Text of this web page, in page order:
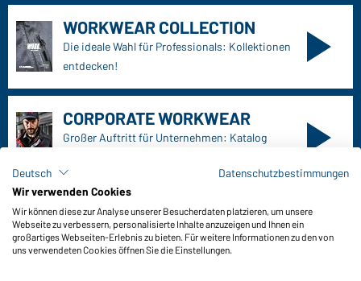
Daiber Service
Ihre Ansprechpartner
Frachtkosten
FAQ / User Manual
Meldeportal nach Hinweisgeberschutz
Funktionen & Pflege
Produkteigenschaften
Pflegehinweise
Deutsch
Datenschutzbestimmungen
Wir verwenden Cookies
Wir können diese zur Analyse unserer Besucherdaten platzieren, um unsere
Webseite zu verbessern, personalisierte Inhalte anzuzeigen und Ihnen ein
großartiges Webseiten-Erlebnis zu bieten. Für weitere Informationen zu den von
uns verwendeten Cookies öffnen Sie die Einstellungen.